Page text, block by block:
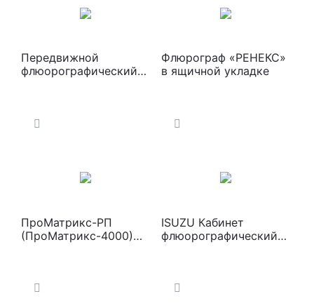
Передвижной
флюорографический
Флюрограф «РЕНЕКС»
в ящичной укладке
ПроМатрикс-РП
(ПроМатрикс-4000)
ISUZU Кабинет
флюорографический
базе шасси